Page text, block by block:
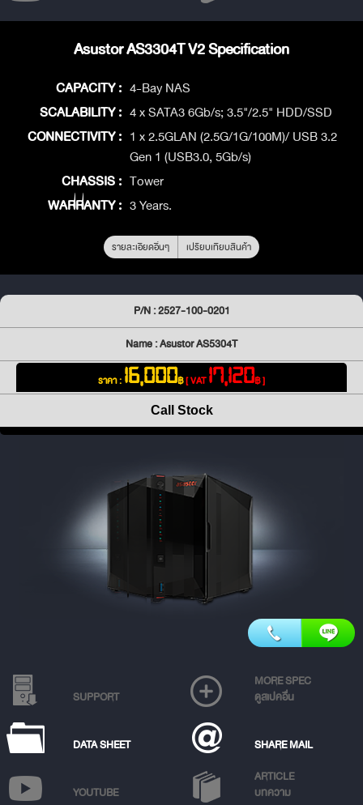
Asustor AS3304T V2 Specification
CAPACITY : 4-Bay NAS
SCALABILITY : 4 x SATA3 6Gb/s; 3.5"/2.5" HDD/SSD
CONNECTIVITY : 1 x 2.5GLAN (2.5G/1G/100M)/ USB 3.2
Gen 1 (USB3.0, 5Gb/s)
CHASSIS : Tower
WARRANTY : 3 Years.
รายละเอียดอื่นๆ เปรียบเทียบสินค้า
P/N : 2527-100-0201
Name : Asustor AS5304T
ราคา : 16,000฿[ VAT17,120฿ ]
Call Stock
SUPPORT
MORE SPEC
ดูสเปคอื่น
DATA SHEET SHARE MAIL
YOUTUBE
ARTICLE
บทความ